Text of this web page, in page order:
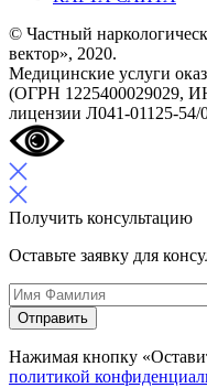
© Частный
вектор», 2020.
Медицинские услуги
(ОГРН 1225400029029,
лицензии Л041-01125-54/
Получить консультацию
Оставьте заявку для
Отправить
Нажимая кнопку
политикой